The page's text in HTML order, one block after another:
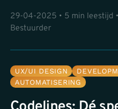
29-04-2025 • 5 min leestijd
Bestuurder
UX/UI DESIGN
AUTOMATISERING